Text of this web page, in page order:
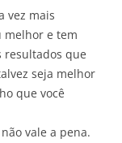
vez mais
melhor e tem
resultados que
seja melhor
que você
vale a pena.